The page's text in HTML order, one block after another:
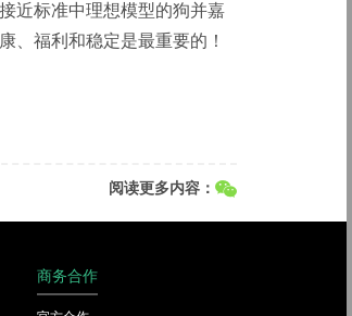
近标准中理想模型的狗并嘉
、福利和稳定是最重要的！
阅读更多内容：
商务合作